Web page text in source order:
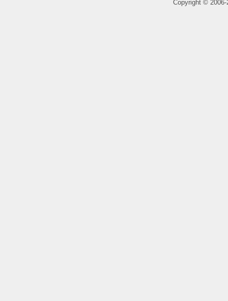
Copyright ©